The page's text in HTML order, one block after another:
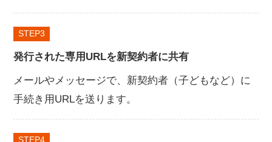
STEP
発行された専用URLを新契約者に共有
メールやメッセージで、新契約者（子どもなど）に
手続き用URLを送ります。
STEP